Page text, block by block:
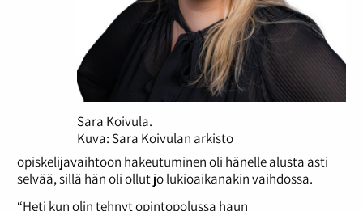
Sara Koivula.
Kuva: Sara Koivulan arkisto
opiskelijavaihtoon hakeutuminen oli hänelle alusta asti
selvää, sillä hän oli ollut jo lukioaikanakin vaihdossa.
“Heti kun olin tehnyt opintopolussa haun